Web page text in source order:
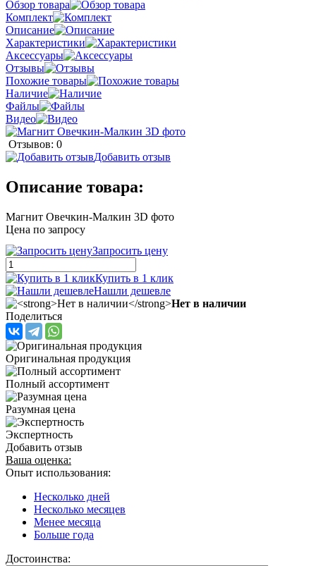
Обзор товара
Комплект
Описание
Характеристики
Аксессуары
Отзывы
Похожие товары
Наличие
Файлы
Видео
Отзывов: 0
Добавить отзыв
Описание товара:
Магнит Овечкин-Малкин 3D фото
Цена по запросу
Запросить цену
Купить в 1 клик
Нашли дешевле
Нет в наличии
Поделиться
Оригинальная продукция
Полный ассортимент
Разумная цена
Экспертность
Добавить отзыв
Ваша оценка:
Опыт использования:
Несколько дней
Несколько месяцев
Менее месяца
Больше года
Достоинства: